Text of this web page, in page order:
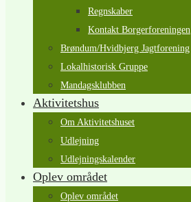
Regnskaber
Kontakt Borgerforeningen
Brøndum/Hvidbjerg Jagtforening
Lokalhistorisk Gruppe
Mandagsklubben
Aktivitetshus
Om Aktivitetshuset
Udlejning
Udlejningskalender
Oplev området
Oplev området